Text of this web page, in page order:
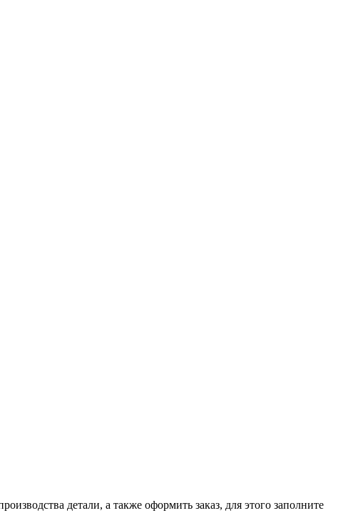
детали, а также оформить заказ, для этого заполните